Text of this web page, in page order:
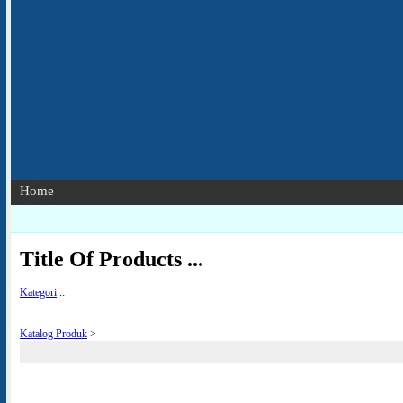
Home
Title Of Products ...
Kategori ::
Katalog Produk >